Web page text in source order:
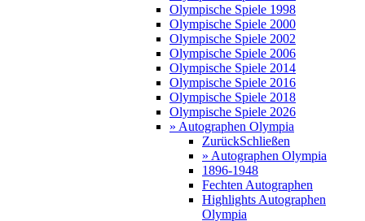
Olympische Spiele 1998
Olympische Spiele 2000
Olympische Spiele 2002
Olympische Spiele 2006
Olympische Spiele 2014
Olympische Spiele 2016
Olympische Spiele 2018
Olympische Spiele 2026
» Autographen Olympia
ZurückSchließen
» Autographen Olympia
1896-1948
Fechten Autographen
Highlights Autographen
Olympia